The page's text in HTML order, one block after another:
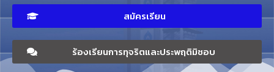
สมัครเรียน
ร้องเรียนการทุจริตและประพฤติมิชอบ